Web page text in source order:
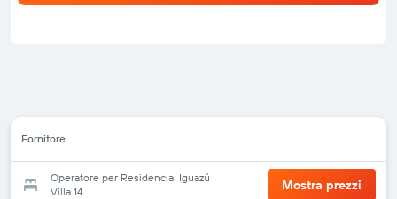
Fornitore
Operatore per Residencial Iguazú
Villa 14
Mostra prezzi